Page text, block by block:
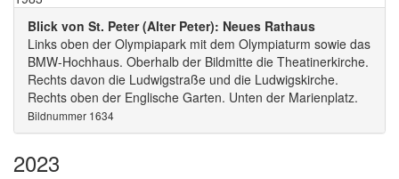
Blick von St. Peter (Alter Peter): Neues Rathaus
Links oben der Olympiapark mit dem Olympiaturm sowie das
BMW-Hochhaus. Oberhalb der Bildmitte die Theatinerkirche.
Rechts davon die Ludwigstraße und die Ludwigskirche.
Rechts oben der Englische Garten. Unten der Marienplatz.
Bildnummer 1634
2023